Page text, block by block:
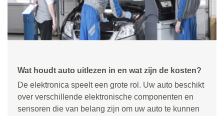
Wat houdt auto uitlezen in en wat zijn de kosten?
De elektronica speelt een grote rol. Uw auto beschikt
over verschillende elektronische componenten en
sensoren die van belang zijn om uw auto te kunnen